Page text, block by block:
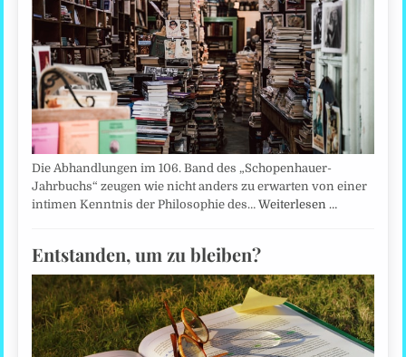
Die Abhandlungen im 106. Band des „Schopenhauer-
Jahrbuchs“ zeugen wie nicht anders zu erwarten von einer
intimen Kenntnis der Philosophie des…Weiterlesen …
Entstanden, um zu bleiben?